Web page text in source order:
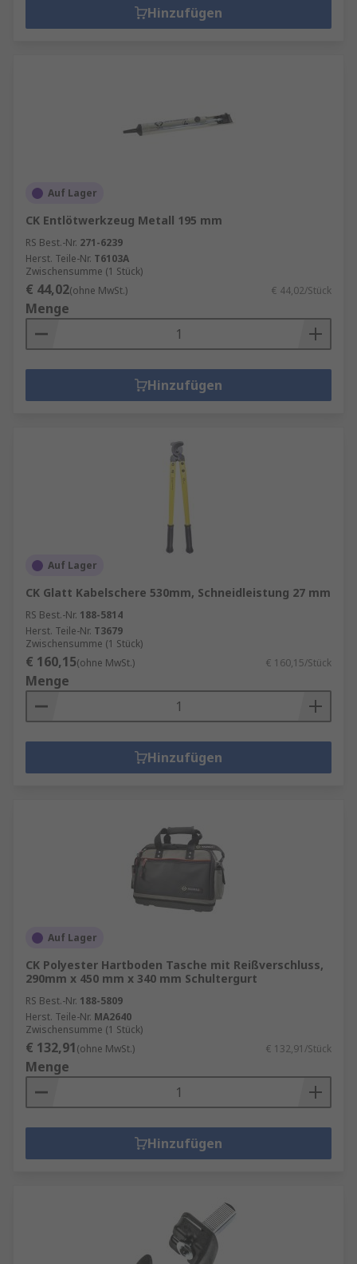
Hinzufügen
Auf Lager
CK Entlötwerkzeug Metall 195 mm
RS Best.-Nr. 271-6239
Herst. Teile-Nr. T6103A
Zwischensumme (1 Stück)
€ 44,02(ohne MwSt.) € 44,02/Stück
Menge
Hinzufügen
Auf Lager
CK Glatt Kabelschere 530mm, Schneidleistung 27 mm
RS Best.-Nr. 188-5814
Herst. Teile-Nr. T3679
Zwischensumme (1 Stück)
€ 160,15(ohne MwSt.) € 160,15/Stück
Menge
Hinzufügen
Auf Lager
CK Polyester Hartboden Tasche mit Reißverschluss,
290mm x 450 mm x 340 mm Schultergurt
RS Best.-Nr. 188-5809
Herst. Teile-Nr. MA2640
Zwischensumme (1 Stück)
€ 132,91(ohne MwSt.) € 132,91/Stück
Menge
Hinzufügen